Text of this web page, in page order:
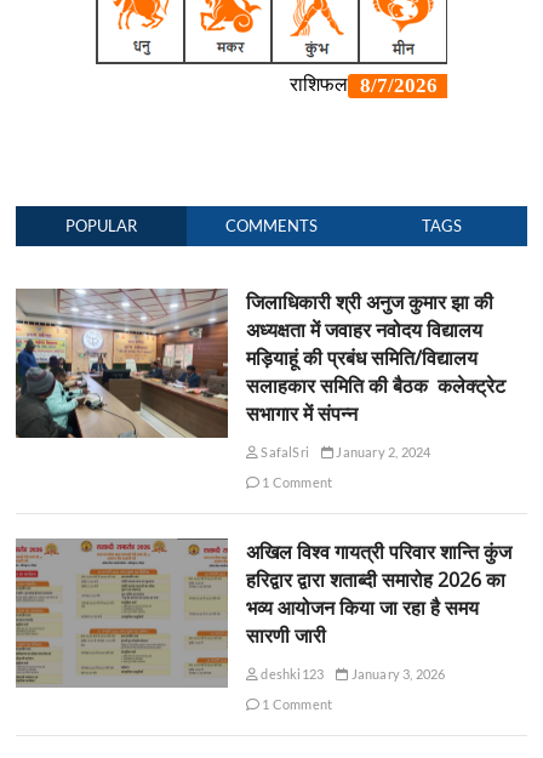
POPULAR COMMENTS TAGS
जिलाधिकारी श्री अनुज कुमार झा की
अध्यक्षता में जवाहर नवोदय विद्यालय
मड़ियाहूं की प्रबंध समिति/विद्यालय
सलाहकार समिति की बैठक कलेक्ट्रेट
सभागार में संपन्न
SafalSri
January 2, 2024
1 Comment
अखिल विश्व गायत्री परिवार शान्ति कुंज
हरिद्वार द्वारा शताब्दी समारोह 2026 का
भव्य आयोजन किया जा रहा है समय
सारणी जारी
deshki123
January 3, 2026
1 Comment